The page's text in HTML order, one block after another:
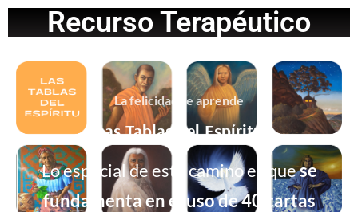
Recurso Terapéutico
La felicidad se aprende
Las Tablas del Espíritu
Lo especial de este camino es quese
fundamenta en el uso de 40 cartas